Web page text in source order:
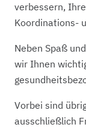
verbessern,
Koordinations-
Neben Spaß
wir Ihnen
Vorbei sind
ausschließlich